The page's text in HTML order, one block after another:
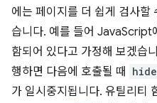
에는 페이지를 더 쉽게 검사할
습니다. 예를 들어 JavaScript
함되어 있다고 가정해 보겠습
행하면 다음에 호출될 때
가 일시중지됩니다. 유틸리티